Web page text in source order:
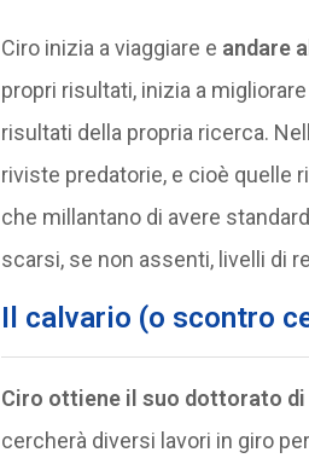
Ciro inizia a viaggiare e andare
propri risultati, inizia a
risultati della propria ricerca.
riviste predatorie, e cioè quelle
che millantano di avere
scarsi, se non assenti, livelli di
Il calvario (o scontro
Ciro ottiene il suo dottorato
cercherà diversi lavori in giro